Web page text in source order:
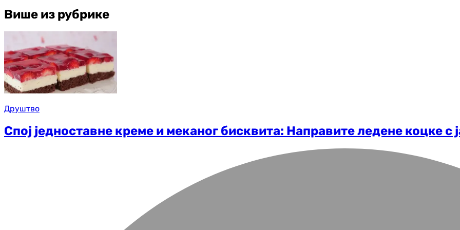
Више из рубрике
Друштво
Спој једноставне креме и меканог бисквита: Направите ледене коцке с